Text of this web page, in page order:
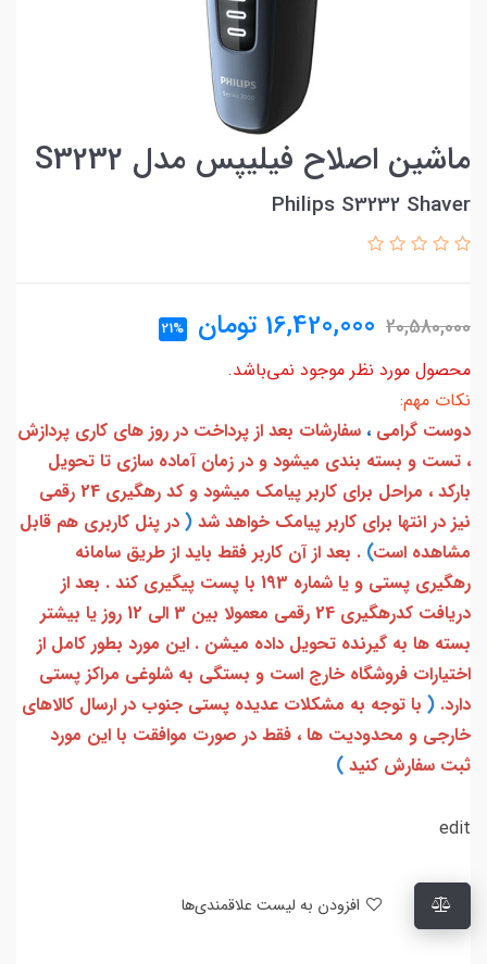
ماشین اصلاح فیلیپس مدل S3232
Philips S3232 Shaver
20,580,000
16,420,000 تومان 21%
محصول مورد نظر موجود نمی‌باشد.
نکات مهم:
دوست گرامی ، سفارشات بعد از پرداخت در روز های کاری پردازش
، تست و بسته بندی میشود و در زمان آماده سازی تا تحویل
بارکد ، مراحل برای کاربر پیامک میشود و کد رهگیری 24 رقمی
نیز در انتها برای کاربر پیامک خواهد شد ( در پنل کاربری هم قابل
مشاهده است) . بعد از آن کاربر فقط باید از طریق سامانه
رهگیری پستی و یا شماره 193 با پست پیگیری کند . بعد از
دریافت کدرهگیری 24 رقمی معمولا بین 3 الی 12 روز یا بیشتر
بسته ها به گیرنده تحویل داده میشن . این مورد بطور کامل از
اختیارات فروشگاه خارج است و بستگی به شلوغی مراکز پستی
دارد. ( با توجه به مشکلات عدیده پستی جنوب در ارسال کالاهای
خارجی و محدودیت ها ، فقط در صورت موافقت با این مورد
ثبت سفارش کنید )
edit